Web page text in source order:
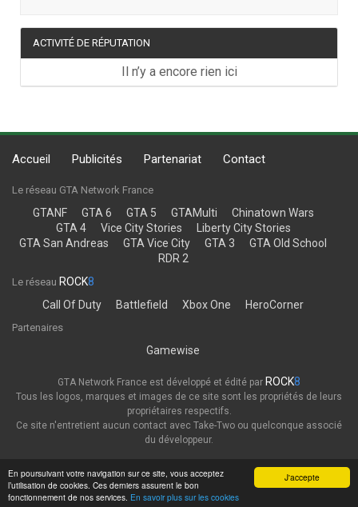
J'accepte
En poursuivant votre navigation sur ce site, vous acceptez
l’utilisation de cookies. Ces derniers assurent le bon
fonctionnement de nos services. En savoir plus sur les cookies
ACTIVITÉ DE RÉPUTATION
Il n’y a encore rien ici
Accueil Publicités Partenariat Contact
Le réseau GTA Network France
GTANF GTA 6 GTA 5 GTAMulti
Chinatown Wars
GTA 4
Vice City Stories
Liberty City Stories
GTA San Andreas
GTA Vice City GTA 3
GTA Old School
RDR 2
Le réseau ROCK8
Call Of Duty
Battlefield Xbox One HeroCorner
Partenaires
Gamewise
GTA Network France est développé et édité par ROCK8
Tous les logos, marques et images de ce site sont les propriétés de leurs
propriétaires respectifs.
Ce site n'entretient aucun contact avec Take-Two ou quelconque associé
du développeur.
Thème Politique de confidentialité
GTA Network France
Powered by Invision Community